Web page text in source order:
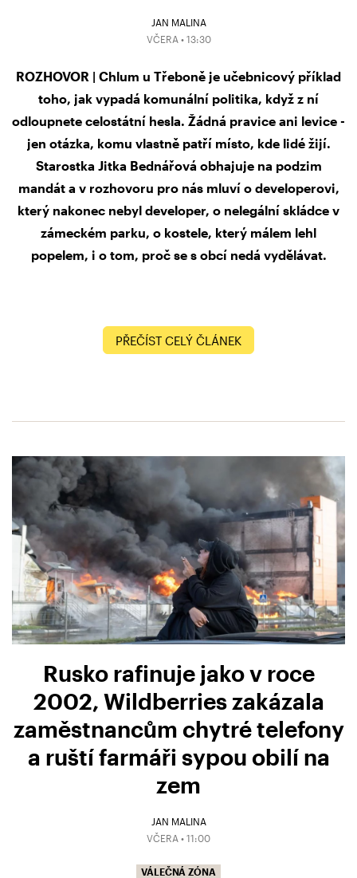
JAN MALINA
VČERA • 13:30
ROZHOVOR | Chlum u Třeboně je učebnicový příklad
toho, jak vypadá komunální politika, když z ní
odloupnete celostátní hesla. Žádná pravice ani levice -
jen otázka, komu vlastně patří místo, kde lidé žijí.
Starostka Jitka Bednářová obhajuje na podzim
mandát a v rozhovoru pro nás mluví o developerovi,
který nakonec nebyl developer, o nelegální skládce v
zámeckém parku, o kostele, který málem lehl
popelem, i o tom, proč se s obcí nedá vydělávat.
PŘEČÍST CELÝ ČLÁNEK
Rusko rafinuje jako v roce
2002, Wildberries zakázala
zaměstnancům chytré telefony
a ruští farmáři sypou obilí na
zem
JAN MALINA
VČERA • 11:00
VÁLEČNÁ ZÓNA